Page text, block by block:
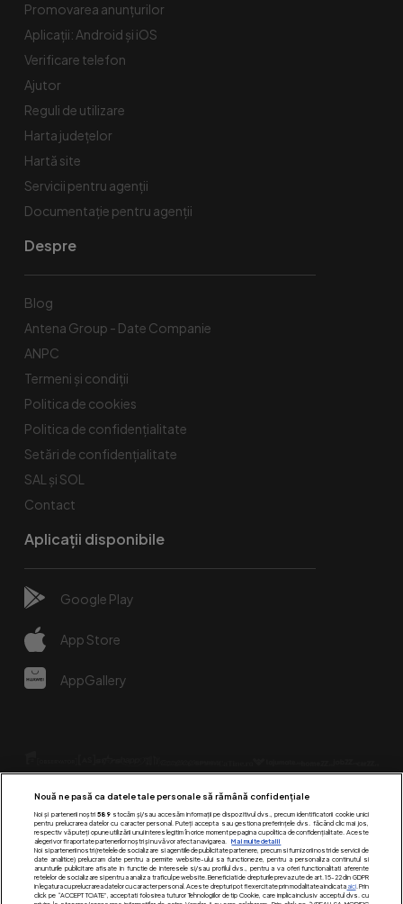
Promovarea anunțurilor
Aplicații: Android și iOS
Verificare telefon
Ajutor
Reguli de utilizare
Harta județelor
Hartă site
Servicii pentru agenții
Documentație pentru agenții
Despre
Blog
Antena Group - Date Companie
ANPC
Termeni și condiții
Politica de cookies
Politica de confidențialitate
Setări de confidențialitate
SAL și SOL
Contact
Aplicații disponibile
Google Play
App Store
AppGallery
Urmărește-ne pe:
Nouă ne pasă ca datele tale personale să rămână confidențiale
Noi și partenerii noștri 589stocăm și/sau accesăm informații pe dispozitivul dvs., precum identificatorii cookie unici
pentru prelucrarea datelor cu caracter personal. Puteți accepta sau gestiona preferințele dvs. făcând clic mai jos,
respectiv vă puteți opune utilizării unui interes legitim în orice moment pe pagina cu politica de confidențialitate. Aceste
alegeri vor fi raportate partenerilor noștri și nu vă vor afecta navigarea.
Mai multe detalii
Noi si partenerii nostri (retelele de socializare si agentiile de publicitate partenere, precum si furnizorii nostri de servicii de
date analitice) prelucram date pentru a permite website-ului sa functioneze, pentru a personaliza continutul si
anunturile publicitare afisate in functie de interesele si/sau profilul dvs., pentru a va oferi functionalitati aferente
retelelor de socializare si pentru a analiza traficul pe website. Beneficiati de drepturile prevazute de art. 15-22 din GDPR
in legatura cu prelucrarea datelor cu caracter personal. Aceste drepturi pot fi exercitate prin modalitatea indicataaici. Prin
click pe “ACCEPT TOATE”, acceptati folosirea tuturor Tehnologiilor de tip Cookie, care implica inclusiv acceptul dvs. cu